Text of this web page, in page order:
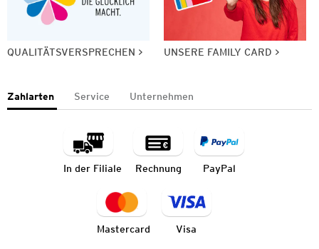
QUALITÄTSVERSPRECHEN UNSERE FAMILY CARD
Zahlarten Service Unternehmen
In der Filiale Rechnung PayPal
Mastercard Visa